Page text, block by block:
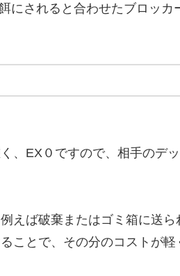
にされると合わせたブロッカ
、EX０ですので、相手のデ
えば破棄またはゴミ箱に送ら
ことで、その分のコストが軽